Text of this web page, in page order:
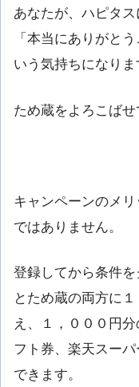
あなたが、ハピタ
「本当にありがと
いう気持ちになりま
ため蔵をよろこばせ
キャンペーンのメ
ではありません。
登録してから条件
とため蔵の両方に
え、１，０００円
フト券、楽天スー
できます。